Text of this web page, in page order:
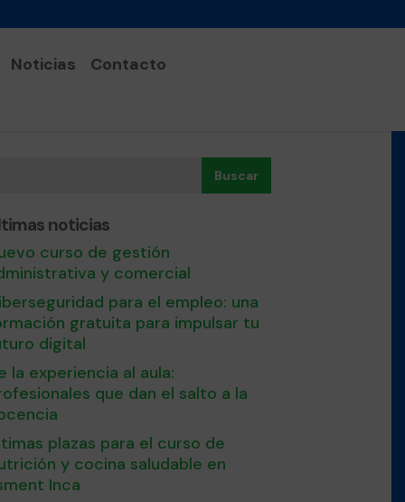
Noticias Contacto
Buscar
noticias
curso de gestión
y comercial
para el empleo: una
gratuita para impulsar tu
digital
la experiencia al aula:
que dan el salto a la
plazas para el curso de
y cocina saludable en
Inca